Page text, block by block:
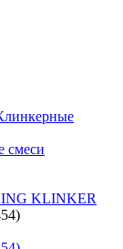
смеси
KLINKER